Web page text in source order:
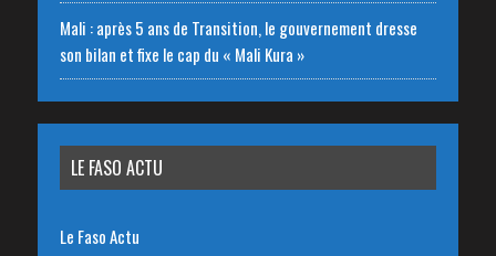
Mali : après 5 ans de Transition, le gouvernement dresse
son bilan et fixe le cap du « Mali Kura »
LE FASO ACTU
Le Faso Actu